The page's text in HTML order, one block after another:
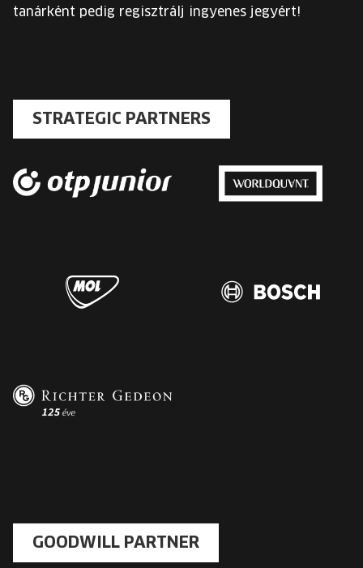
tanárként pedig regisztrálj ingyenes jegyért!
STRATEGIC PARTNERS
GOODWILL PARTNER